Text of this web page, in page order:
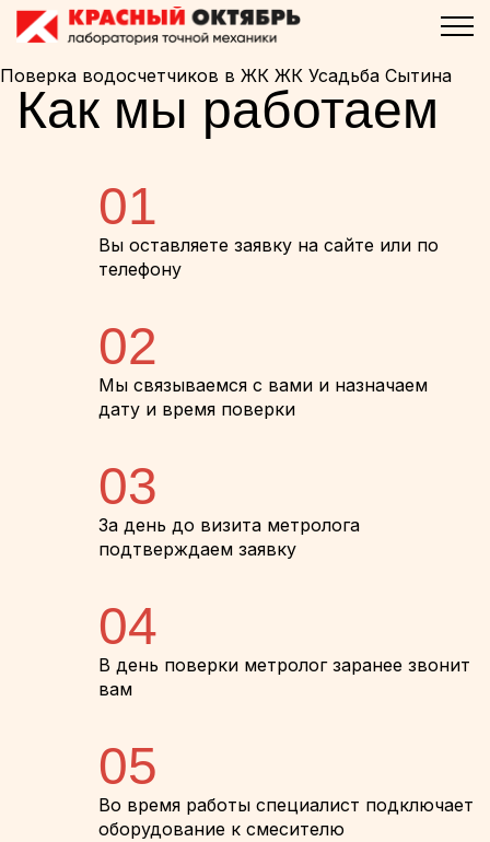
Поверка водосчетчиков в ЖК ЖК Усадьба Сытина
Как мы работаем
01
Вы оставляете заявку на сайте или по
телефону
02
Мы связываемся с вами и назначаем
дату и время поверки
03
За день до визита метролога
подтверждаем заявку
04
В день поверки метролог заранее звонит
вам
05
Во время работы специалист подключает
оборудование к смесителю